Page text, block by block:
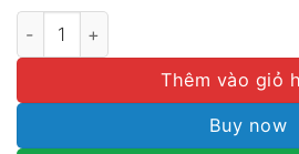
Gạch nhập khẩu Italia 60x120
Thêm vào giỏ
Buy now